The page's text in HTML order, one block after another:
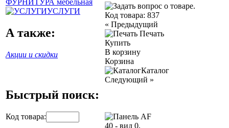
УСЛУГИ
А также:
Акции и скидки
Быстрый поиск:
Код товара:
Код товара: 837
« Предыдущий
Печать
Купить
В корзину
Корзина
Каталог
Следующий »